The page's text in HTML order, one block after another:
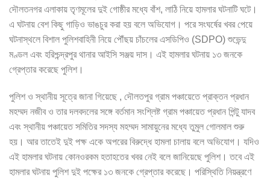
দৌলতনগর এলাকায় তৃণমূলের দুই গোষ্ঠীর মধ্যে বাঁশ, লাঠি নিয়ে হামলার ঘটনাটি ঘটে।
এ ঘটনায় বেশ কিছু গাড়িও ভাঙচুর করা হয় বলে অভিযোগ। পরে সংঘর্ষের খবর পেয়ে
ঘটনাস্থলে বিশাল পুলিশবাহিনী নিয়ে পৌঁছয় চাঁচলের এসডিপিও (SDPO) শুভেন্দু
মণ্ডল এবং হরিশ্চন্দ্রপুর থানার আইসি সঞ্জয় দাস। এই হামলার ঘটনায় ১৩ জনকে
গ্রেপ্তার করেছে পুলিশ।
পুলিশ ও স্থানীয় সূত্রে জানা গিয়েছে , দৌলতপুর গ্রাম পঞ্চায়েতে প্রাক্তন প্রধান
মহম্মদ নজীব ও তার দলবদলের সঙ্গে বর্তমান সংশ্লিষ্ট গ্রাম পঞ্চায়েত প্রধান পিন্টু যাদব
এবং স্থানীয় পঞ্চায়েত সমিতির সদস্য মহম্মদ সামায়ুনের মধ্যে তুমুল গোলমাল শুরু
হয়। আর তাতেই দুই পক্ষ একে অপরের বিরুদ্ধে হামলা চালায় বলে অভিযোগ। যদিও
এই হামলার ঘটনায় কোনওরকম হতাহতের খবর নেই বলে জানিয়েছে পুলিশ। তবে এই
হামলার ঘটনায় পুলিশ দুই পক্ষের ১৩ জনকে গ্রেপ্তার করেছে। পরিস্থিতি নিয়ন্ত্রণে